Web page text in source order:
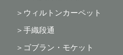
ウィルトンカーペット
手織段通
ゴブラン・モケット